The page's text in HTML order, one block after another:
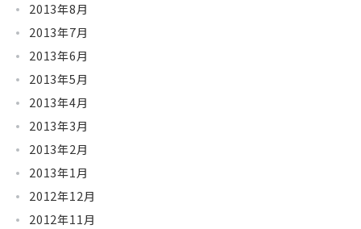
2013年8月
2013年7月
2013年6月
2013年5月
2013年4月
2013年3月
2013年2月
2013年1月
2012年12月
2012年11月